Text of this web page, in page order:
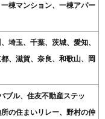
棟マンション、一棟アパー
埼玉、千葉、茨城、愛知、
、滋賀、奈良、和歌山、岡
ブル、住友不動産ステッ
の住まいリレー、野村の仲